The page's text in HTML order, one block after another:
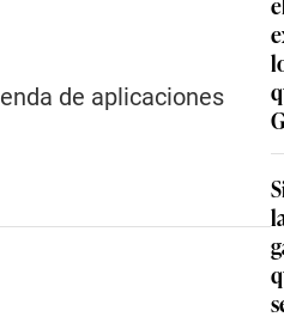
de aplicaciones